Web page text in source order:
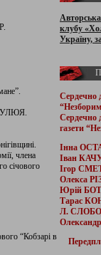
ПУЛЮЯ.
члена
січового
“Кобзарі в
клубу
Україну,
Сердечно
Сердечно
газети
Інна
Іван
Ігор
Олекса
Юрій
Тарас
Л.